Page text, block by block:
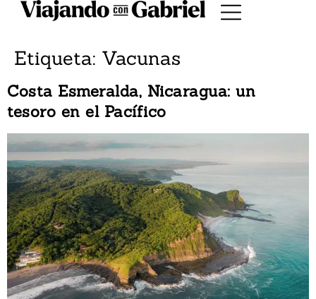
Etiqueta: Vacunas
Costa Esmeralda, Nicaragua: un
tesoro en el Pacífico